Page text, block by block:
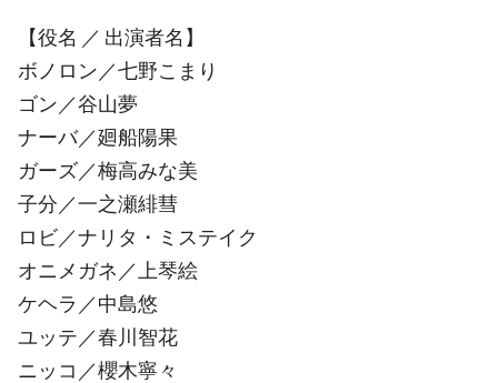
【役名 ／ 出演者名】
ボノロン／七野こまり
ゴン／谷山夢
ナーバ／廻船陽果
ガーズ／梅高みな美
子分／一之瀬緋彗
ロビ／ナリタ・ミステイク
オニメガネ／上琴絵
ケヘラ／中島悠
ユッテ／春川智花
ニッコ／櫻木寧々